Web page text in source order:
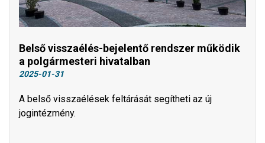
Belső visszaélés-bejelentő rendszer működik
a polgármesteri hivatalban
2025-01-31
A belső visszaélések feltárását segítheti az új
jogintézmény.